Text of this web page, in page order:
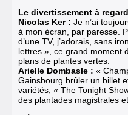
Le divertissement à
Nicolas Ker : Je n’ai
à mon écran, par paresse.
d’une TV, j’adorais, sans
lettres », ce grand moment
plans de plantes vertes.
Arielle Dombasle : «
Gainsbourg brûler un billet
variétés, « The Tonight
des plantades magistrales